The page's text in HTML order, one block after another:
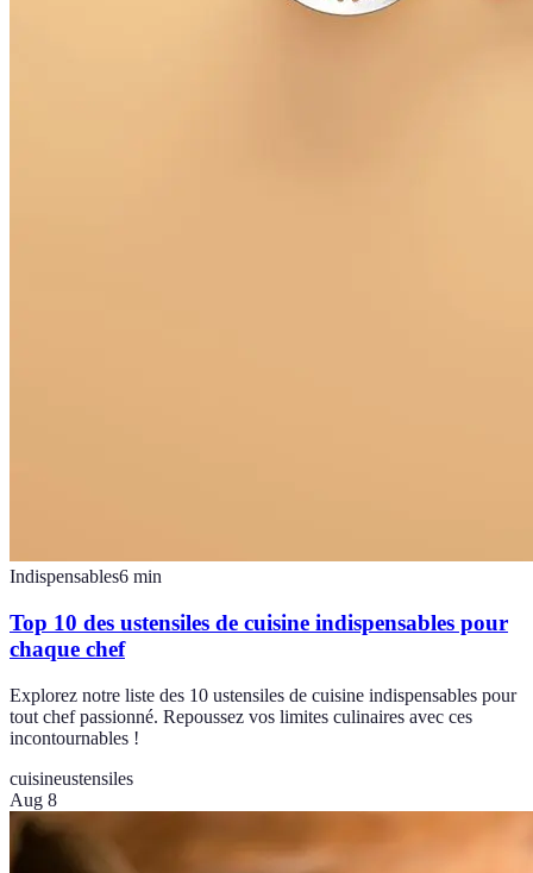
Indispensables6 min
Top 10 des ustensiles de cuisine indispensables pour
chaque chef
Explorez notre liste des 10 ustensiles de cuisine indispensables pour
tout chef passionné. Repoussez vos limites culinaires avec ces
incontournables !
cuisineustensiles
Aug 8